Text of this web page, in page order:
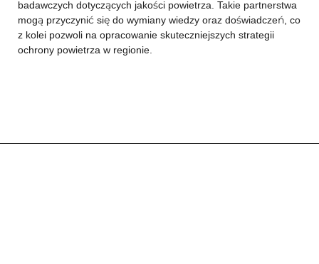
badawczych dotyczących jakości powietrza. Takie partnerstwa
mogą przyczynić się do wymiany wiedzy oraz doświadczeń, co
z kolei pozwoli na opracowanie skuteczniejszych strategii
ochrony powietrza w regionie.